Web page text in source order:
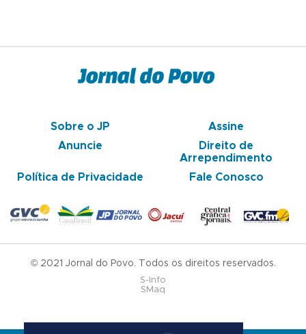
Sobre o JP
Assine
Anuncie
Direito de
Arrependimento
Política de Privacidade
Fale Conosco
© 2021 Jornal do Povo. Todos os direitos reservados.
S-Info
SMaq